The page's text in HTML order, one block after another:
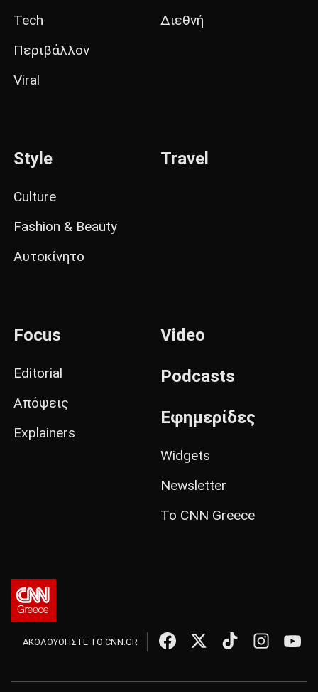
Tech
Περιβάλλον
Viral
Διεθνή
Style
Culture
Fashion & Beauty
Αυτοκίνητο
Travel
Focus
Editorial
Απόψεις
Explainers
Video
Podcasts
Εφημερίδες
Widgets
Newsletter
Το CNN Greece
ΑΚΟΛΟΥΘΗΣΤΕ ΤΟ CNN.GR